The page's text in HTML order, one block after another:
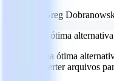
Greg
Uma ótima
É uma ótima
converter arquivos